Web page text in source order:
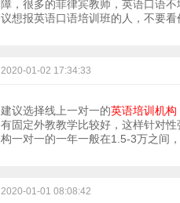
障，很多的菲律宾教师，英语口语
议想报英语口语培训班的人，不要看
2020-01-02 17:34:33
建议选择线上一对一的英语培训机构
有固定外教教学比较好，这样针对
构一对一的一年一般在1.5-3万之间
2020-01-01 08:08:42